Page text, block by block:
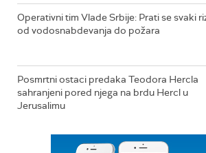
Operativni tim Vlade Srbije: Prati se svaki
od vodosnabdevanja do požara
Posmrtni ostaci predaka Teodora Hercla
sahranjeni pored njega na brdu Hercl u
Jerusalimu